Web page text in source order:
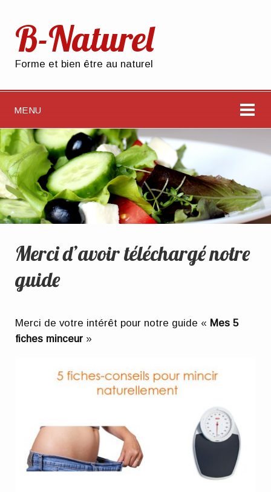
B-Naturel
Forme et bien être au naturel
MENU
Merci d’avoir téléchargé notre
guide
Merci de votre intérêt pour notre guide « Mes 5
fiches minceur »